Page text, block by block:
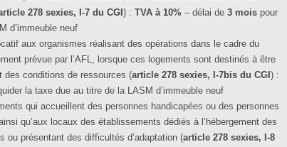
278 sexies, I-7 du CGI ) : TVA à 10% – délai de 3 mois pour
d’immeuble neuf
aux organismes réalisant des opérations dans le cadre du
prévue par l’AFL, lorsque ces logements sont destinés à être
des conditions de ressources (article 278 sexies, I-7bis du CGI ) :
la taxe due au titre de la LASM d’immeuble neuf
qui accueillent des personnes handicapées ou des personnes
qu’aux locaux des établissements dédiés à l’hébergement des
ou présentant des difficultés d’adaptation (article 278 sexies, I-8